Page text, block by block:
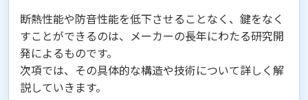
断熱性能や防音性能を低下させることなく、鍵をなく
すことができるのは、メーカーの長年にわたる研究開
発によるものです。
次項では、その具体的な構造や技術について詳しく解
説していきます。